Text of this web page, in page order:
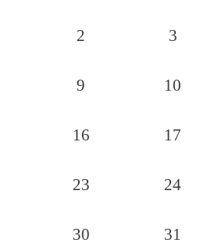
2 3
9 10
16 17
23 24
30 31